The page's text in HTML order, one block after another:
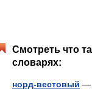
Смотреть что
словарях:
норд-вестовый —